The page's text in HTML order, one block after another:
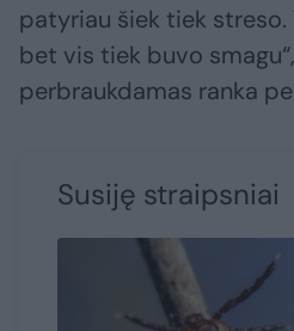
patyriau šiek tiek streso.
bet vis tiek buvo
perbraukdamas ranka
Susiję straipsniai